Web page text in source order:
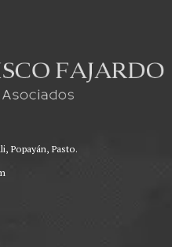
Popayán, Pasto.